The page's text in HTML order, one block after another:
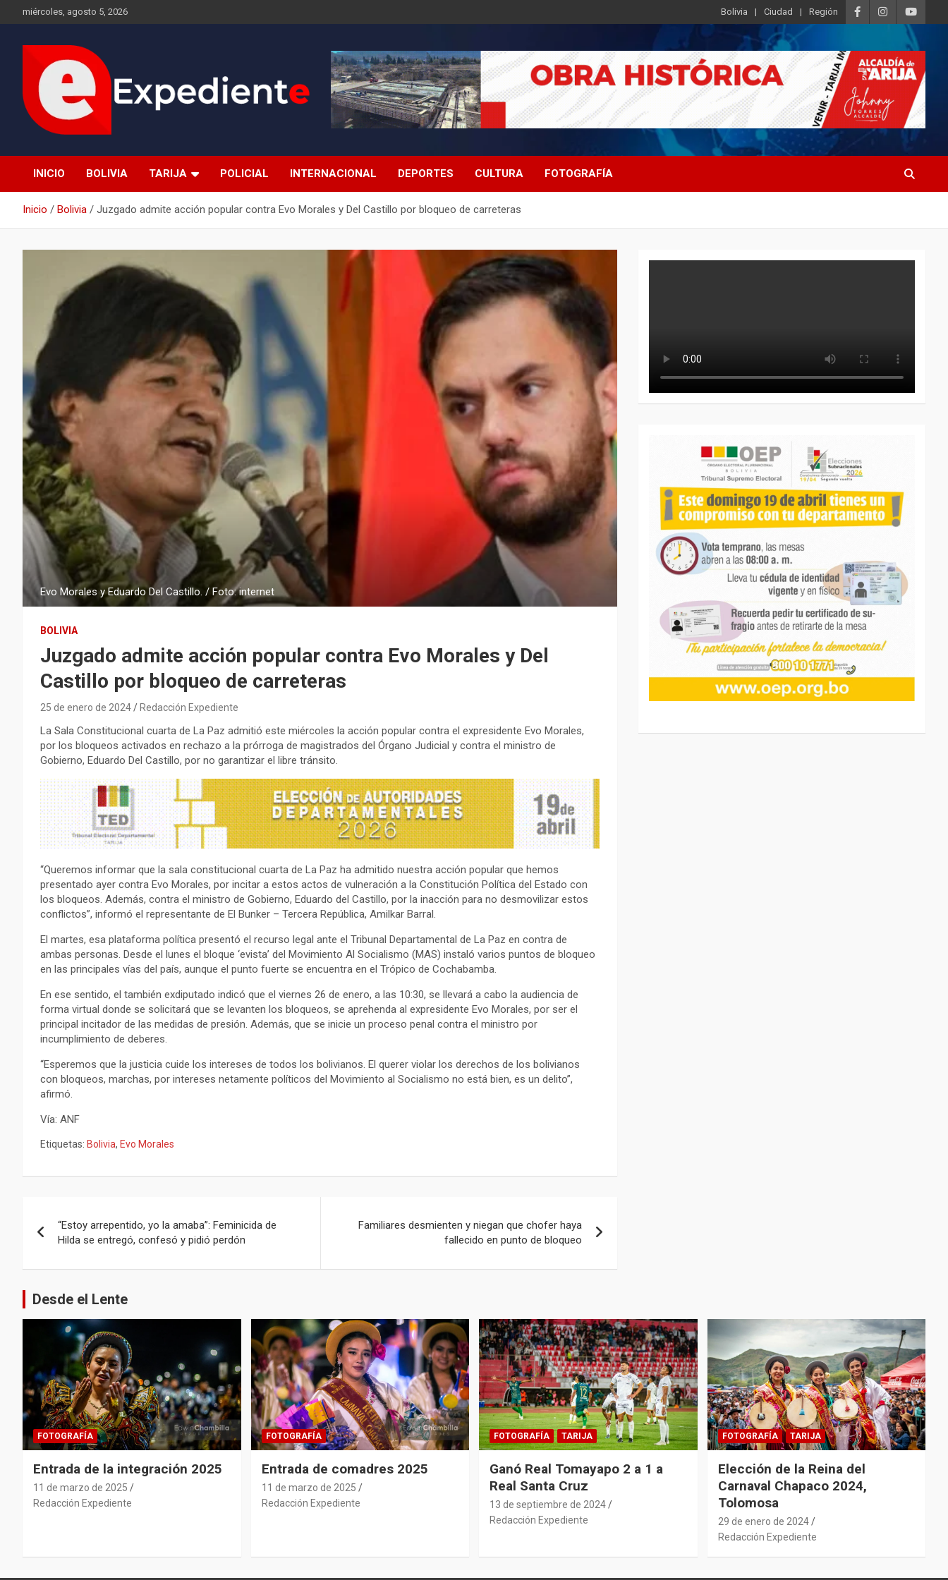
al
miércoles, agosto 5, 2026 Bolivia Ciudad Región
Expediente
INICIO BOLIVIA TARIJA POLICIAL INTERNACIONAL DEPORTES CULTURA FOTOGRAFÍA
Inicio Bolivia Juzgado admite acción popular contra Evo Morales y Del Castillo por bloqueo de carreteras
Evo Morales y Eduardo Del Castillo. / Foto: internet
BOLIVIA
Juzgado admite acción popular contra Evo Morales y Del
Castillo por bloqueo de carreteras
25 de enero de 2024 Redacción Expediente
La Sala Constitucional cuarta de La Paz admitió este miércoles la acción popular contra el expresidente Evo Morales,
por los bloqueos activados en rechazo a la prórroga de magistrados del Órgano Judicial y contra el ministro de
Gobierno, Eduardo Del Castillo, por no garantizar el libre tránsito.
“Queremos informar que la sala constitucional cuarta de La Paz ha admitido nuestra acción popular que hemos
presentado ayer contra Evo Morales, por incitar a estos actos de vulneración a la Constitución Política del Estado con
los bloqueos. Además, contra el ministro de Gobierno, Eduardo del Castillo, por la inacción para no desmovilizar estos
conflictos”, informó el representante de El Bunker – Tercera República, Amilkar Barral.
El martes, esa plataforma política presentó el recurso legal ante el Tribunal Departamental de La Paz en contra de
ambas personas. Desde el lunes el bloque ‘evista’ del Movimiento Al Socialismo (MAS) instaló varios puntos de bloqueo
en las principales vías del país, aunque el punto fuerte se encuentra en el Trópico de Cochabamba.
En ese sentido, el también exdiputado indicó que el viernes 26 de enero, a las 10:30, se llevará a cabo la audiencia de
forma virtual donde se solicitará que se levanten los bloqueos, se aprehenda al expresidente Evo Morales, por ser el
principal incitador de las medidas de presión. Además, que se inicie un proceso penal contra el ministro por
incumplimiento de deberes.
“Esperemos que la justicia cuide los intereses de todos los bolivianos. El querer violar los derechos de los bolivianos
con bloqueos, marchas, por intereses netamente políticos del Movimiento al Socialismo no está bien, es un delito”,
afirmó.
Vía: ANF
Etiquetas: Bolivia, Evo Morales
de
entradas
“Estoy arrepentido, yo la amaba”: Feminicida de
Hilda se entregó, confesó y pidió perdón
Familiares desmienten y niegan que chofer haya
fallecido en punto de bloqueo
Desde el Lente
FOTOGRAFÍA
Entrada de la integración 2025
11 de marzo de 2025
Redacción Expediente
FOTOGRAFÍA
Entrada de comadres 2025
11 de marzo de 2025
Redacción Expediente
FOTOGRAFÍA TARIJA
Ganó Real Tomayapo 2 a 1 a
Real Santa Cruz
13 de septiembre de 2024
Redacción Expediente
FOTOGRAFÍA TARIJA
Elección de la Reina del
Carnaval Chapaco 2024,
Tolomosa
29 de enero de 2024
Redacción Expediente